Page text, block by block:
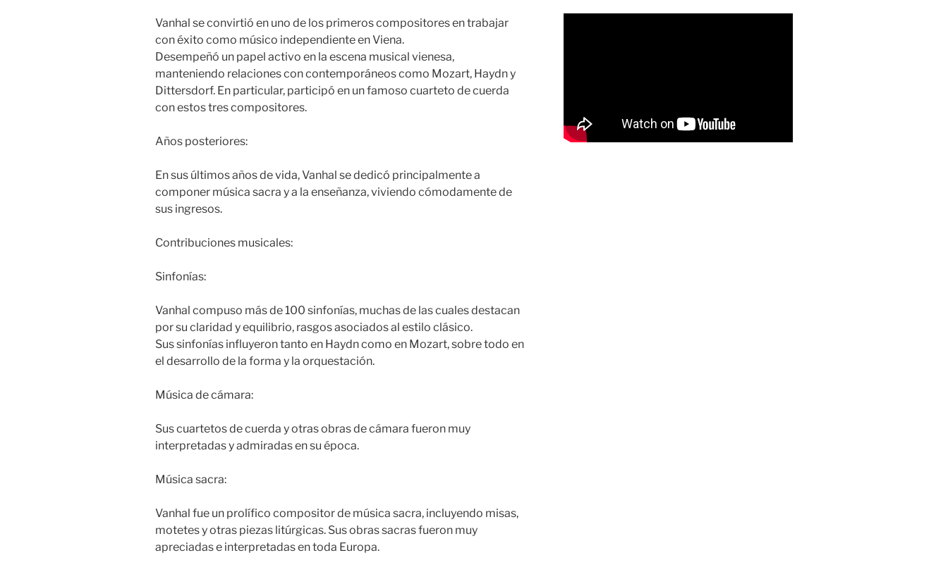
Vanhal se convirtió en uno de los primeros compositores en trabajar
con éxito como músico independiente en Viena.
Desempeñó un papel activo en la escena musical vienesa,
manteniendo relaciones con contemporáneos como Mozart, Haydn y
Dittersdorf. En particular, participó en un famoso cuarteto de cuerda
con estos tres compositores.
Años posteriores:
En sus últimos años de vida, Vanhal se dedicó principalmente a
componer música sacra y a la enseñanza, viviendo cómodamente de
sus ingresos.
Contribuciones musicales:
Sinfonías:
Vanhal compuso más de 100 sinfonías, muchas de las cuales destacan
por su claridad y equilibrio, rasgos asociados al estilo clásico.
Sus sinfonías influyeron tanto en Haydn como en Mozart, sobre todo en
el desarrollo de la forma y la orquestación.
Música de cámara:
Sus cuartetos de cuerda y otras obras de cámara fueron muy
interpretadas y admiradas en su época.
Música sacra:
Vanhal fue un prolífico compositor de música sacra, incluyendo misas,
motetes y otras piezas litúrgicas. Sus obras sacras fueron muy
apreciadas e interpretadas en toda Europa.